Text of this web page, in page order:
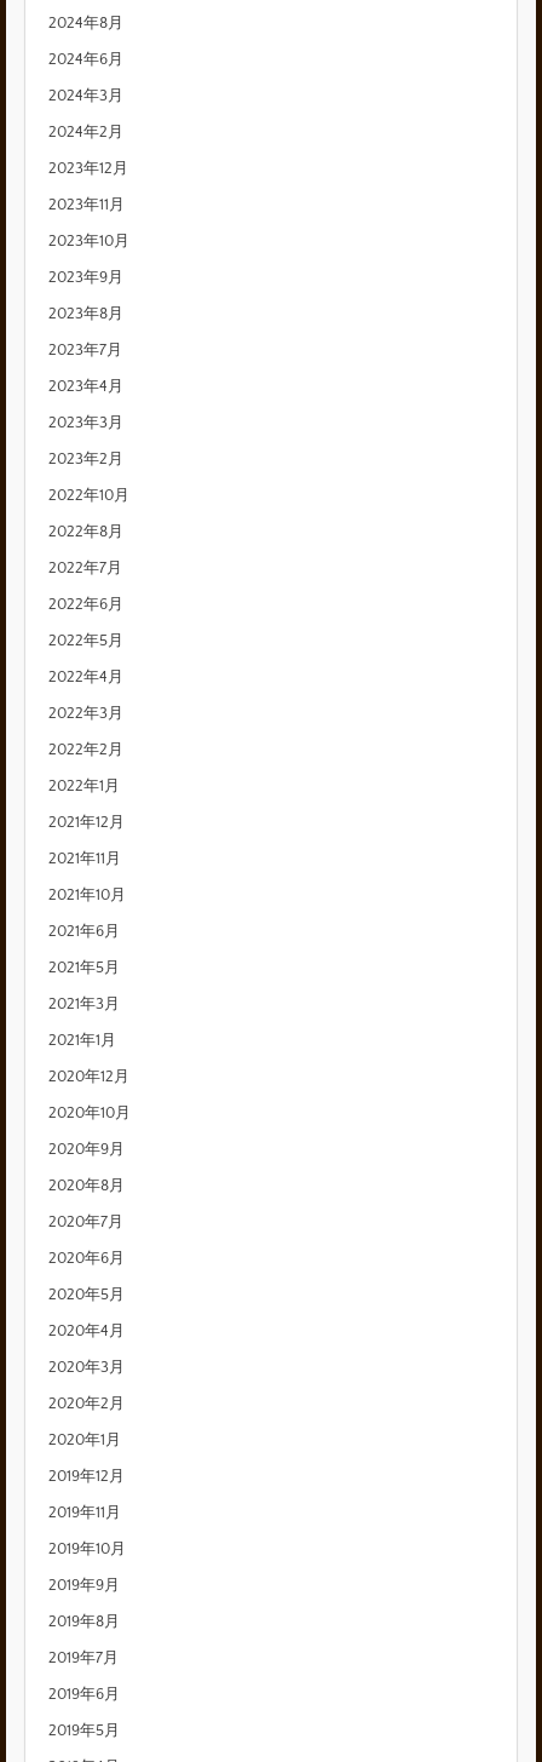
2024年8月
2024年6月
2024年3月
2024年2月
2023年12月
2023年11月
2023年10月
2023年9月
2023年8月
2023年7月
2023年4月
2023年3月
2023年2月
2022年10月
2022年8月
2022年7月
2022年6月
2022年5月
2022年4月
2022年3月
2022年2月
2022年1月
2021年12月
2021年11月
2021年10月
2021年6月
2021年5月
2021年3月
2021年1月
2020年12月
2020年10月
2020年9月
2020年8月
2020年7月
2020年6月
2020年5月
2020年4月
2020年3月
2020年2月
2020年1月
2019年12月
2019年11月
2019年10月
2019年9月
2019年8月
2019年7月
2019年6月
2019年5月